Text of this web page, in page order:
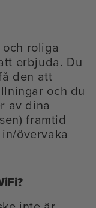
roliga
erbjuda. Du
den att
och du
av dina
framtid
övervaka